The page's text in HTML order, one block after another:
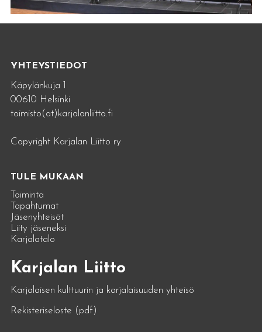
YHTEYSTIEDOT
Käpylänkuja 1
00610 Helsinki
toimisto(at)karjalanliitto.fi
Copyright Karjalan Liitto ry
TULE MUKAAN
Toiminta
Tapahtumat
Jäsenyhteisöt
Liity jäseneksi
Karjalatalo
Karjalan Liitto
Karjalaisen kulttuurin ja karjalaisuuden yhteisö
Rekisteriseloste (pdf)